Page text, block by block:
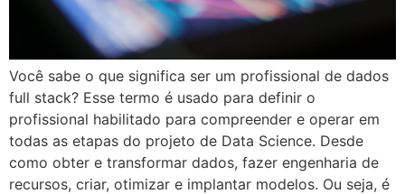
Você sabe o que significa ser um profissional de dados
full stack? Esse termo é usado para definir o
profissional habilitado para compreender e operar em
todas as etapas do projeto de Data Science. Desde
como obter e transformar dados, fazer engenharia de
recursos, criar, otimizar e implantar modelos. Ou seja, é